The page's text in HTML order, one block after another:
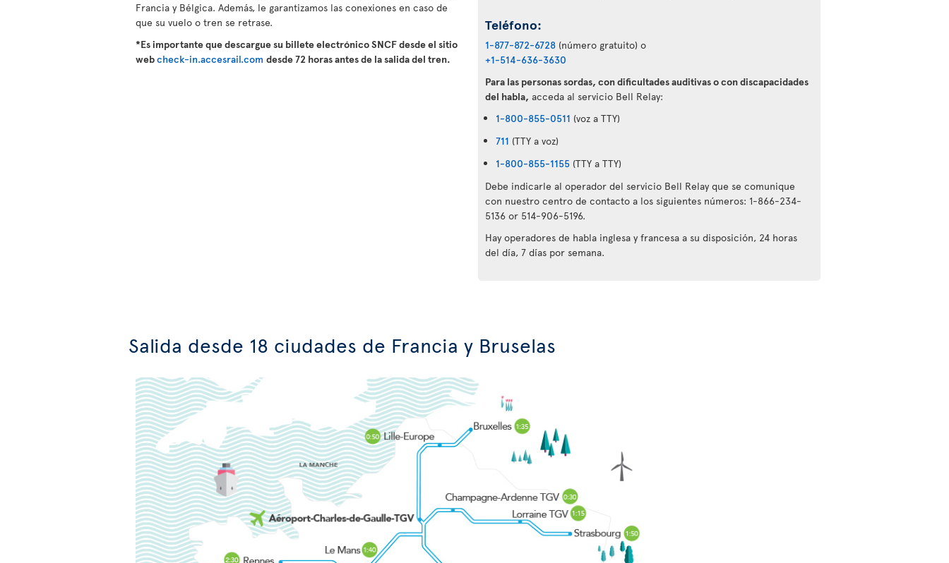
Francia y Bélgica. Además, le garantizamos las conexiones en caso de
que su vuelo o tren se retrase.
*Es importante que descargue su billete electrónico SNCF desde el sitio
webcheck-in.accesrail.com desde 72 horas antes de la salida del tren.
Teléfono:
1-877-872-6728 (número gratuito) o
+1-514-636-3630
Para las personas sordas, con dificultades auditivas o con discapacidades
del habla, acceda al servicio Bell Relay:
1-800-855-0511 (voz a TTY)
711 (TTY a voz)
1-800-855-1155 (TTY a TTY)
Debe indicarle al operador del servicio Bell Relay que se comunique
con nuestro centro de contacto a los siguientes números: 1-866-234-
5136 or 514-906-5196.
Hay operadores de habla inglesa y francesa a su disposición, 24 horas
del día, 7 días por semana.
Salida desde 18 ciudades de Francia y Bruselas